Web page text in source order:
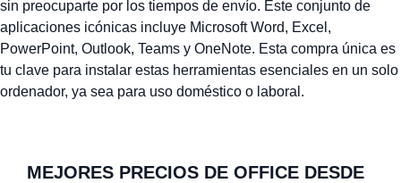
sin preocuparte por los tiempos de envío. Este conjunto de
aplicaciones icónicas incluye Microsoft Word, Excel,
PowerPoint, Outlook, Teams y OneNote. Esta compra única es
tu clave para instalar estas herramientas esenciales en un solo
ordenador, ya sea para uso doméstico o laboral.
MEJORES PRECIOS DE OFFICE DESDE